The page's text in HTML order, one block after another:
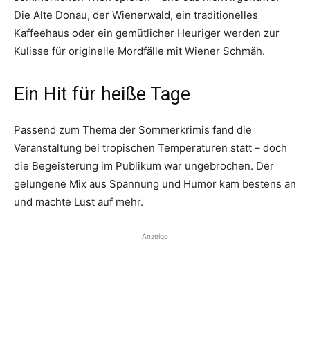
Die Alte Donau, der Wienerwald, ein traditionelles
Kaffeehaus oder ein gemütlicher Heuriger werden zur
Kulisse für originelle Mordfälle mit Wiener Schmäh.
Ein Hit für heiße Tage
Passend zum Thema der Sommerkrimis fand die
Veranstaltung bei tropischen Temperaturen statt – doch
die Begeisterung im Publikum war ungebrochen. Der
gelungene Mix aus Spannung und Humor kam bestens an
und machte Lust auf mehr.
Anzeige